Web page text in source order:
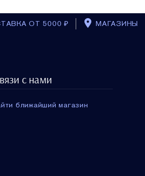
ОТ 5000 ₽ МАГАЗИНЫ
с нами
ближайший магазин